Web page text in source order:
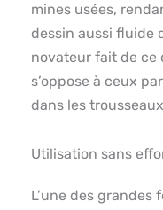
mines usées,
dessin aussi fluide
novateur fait de ce
s’oppose à ceux
dans les trousseaux
Utilisation sans
L’une des grandes